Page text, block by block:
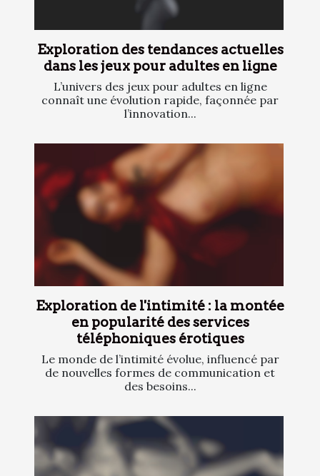
Exploration des tendances actuelles
dans les jeux pour adultes en ligne
L’univers des jeux pour adultes en ligne
connaît une évolution rapide, façonnée par
l’innovation...
Exploration de l'intimité : la montée
en popularité des services
téléphoniques érotiques
Le monde de l’intimité évolue, influencé par
de nouvelles formes de communication et
des besoins...